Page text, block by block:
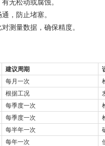
无松动或腐蚀。
，防止堵塞。
测量数据，确保精度。
建议周期
每月一次
根据工况
每季度一次
每季度一次
每半年一次
每年一次